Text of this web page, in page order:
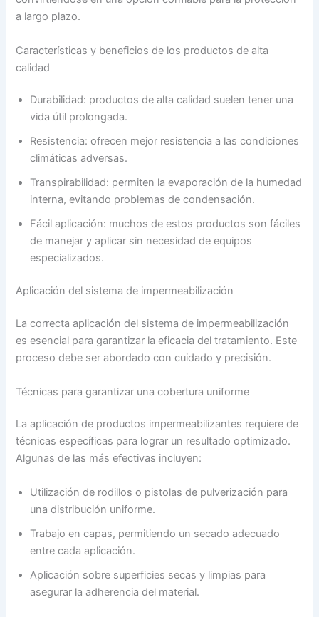
a largo plazo.
Características y beneficios de los productos de alta
calidad
Durabilidad: productos de alta calidad suelen tener una
vida útil prolongada.
Resistencia: ofrecen mejor resistencia a las condiciones
climáticas adversas.
Transpirabilidad: permiten la evaporación de la humedad
interna, evitando problemas de condensación.
Fácil aplicación: muchos de estos productos son fáciles
de manejar y aplicar sin necesidad de equipos
especializados.
Aplicación del sistema de impermeabilización
La correcta aplicación del sistema de impermeabilización
es esencial para garantizar la eficacia del tratamiento. Este
proceso debe ser abordado con cuidado y precisión.
Técnicas para garantizar una cobertura uniforme
La aplicación de productos impermeabilizantes requiere de
técnicas específicas para lograr un resultado optimizado.
Algunas de las más efectivas incluyen:
Utilización de rodillos o pistolas de pulverización para
una distribución uniforme.
Trabajo en capas, permitiendo un secado adecuado
entre cada aplicación.
Aplicación sobre superficies secas y limpias para
asegurar la adherencia del material.